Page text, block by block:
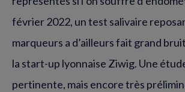
février 2022, un test salivaire
marqueurs a d’ailleurs fait grand
la start-up lyonnaise Ziwig. Une
pertinente, mais encore très